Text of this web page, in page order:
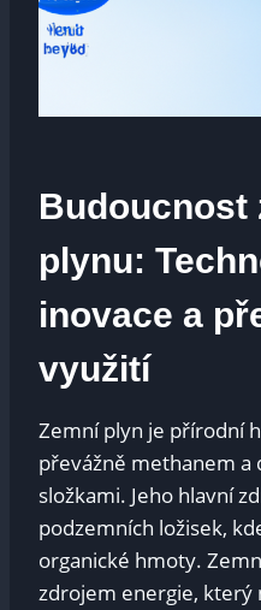
Budoucnost
plynu:
inovace a
využití
Zemní plyn‌ je⁣ přírodní
převážně methanem a
složkami. Jeho hlavní
podzemních​ ložisek,
organické ​hmoty.
zdrojem energie, který